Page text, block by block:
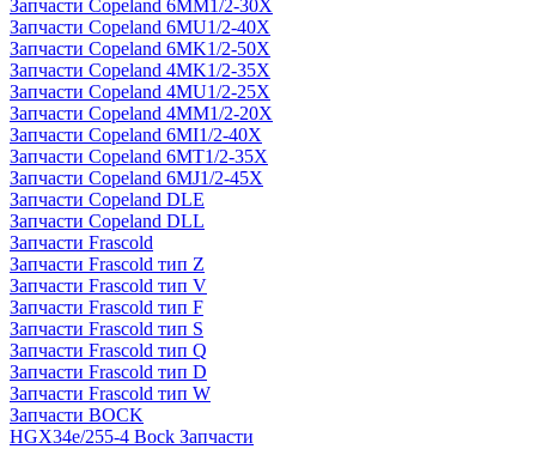
Запчасти Copeland 6MM1/2-30X
Запчасти Copeland 6MU1/2-40X
Запчасти Copeland 6MK1/2-50X
Запчасти Copeland 4MK1/2-35X
Запчасти Copeland 4MU1/2-25X
Запчасти Copeland 4MM1/2-20X
Запчасти Copeland 6MI1/2-40X
Запчасти Copeland 6MT1/2-35X
Запчасти Copeland 6MJ1/2-45X
Запчасти Copeland DLE
Запчасти Copeland DLL
Запчасти Frascold
Запчасти Frascold тип Z
Запчасти Frascold тип V
Запчасти Frascold тип F
Запчасти Frascold тип S
Запчасти Frascold тип Q
Запчасти Frascold тип D
Запчасти Frascold тип W
Запчасти BOCK
HGX34e/255-4 Bock Запчасти